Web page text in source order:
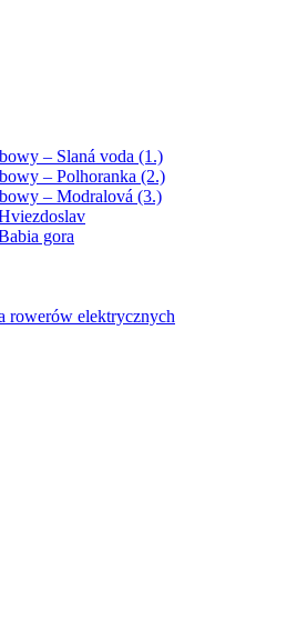
– Slaná voda (1.)
– Polhoranka (2.)
– Modralová (3.)
gora
rowerów elektrycznych